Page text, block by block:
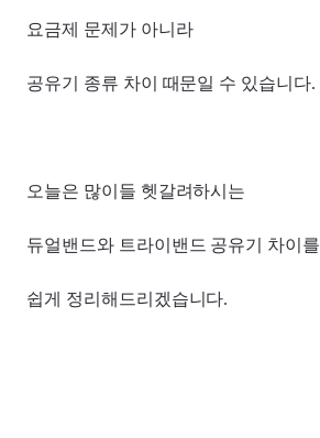
요금제 문제가 아니라
공유기 종류 차이 때문일 수 있습니다.
오늘은 많이들 헷갈려하시는
듀얼밴드와 트라이밴드 공유기 차이를
쉽게 정리해드리겠습니다.